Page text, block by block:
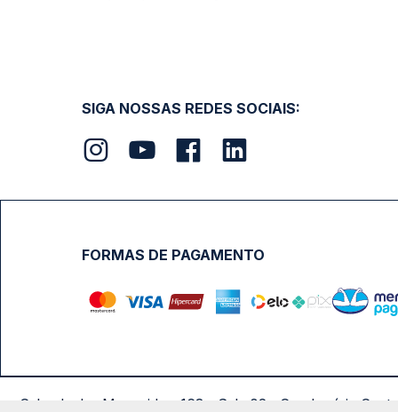
SIGA NOSSAS REDES SOCIAIS:
FORMAS DE PAGAMENTO
Calçada das Margaridas, 163 - Sala 02 - Condomínio